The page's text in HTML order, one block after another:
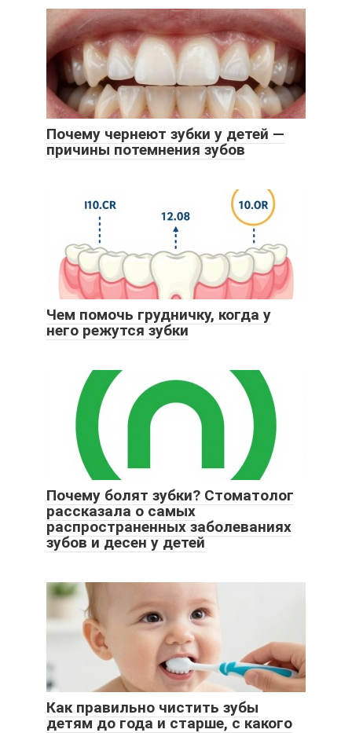
Почему чернеют зубки у детей —
причины потемнения зубов
Чем помочь грудничку, когда у
него режутся зубки
Почему болят зубки? Стоматолог
рассказала о самых
распространенных заболеваниях
зубов и десен у детей
Как правильно чистить зубы
детям до года и старше, с какого